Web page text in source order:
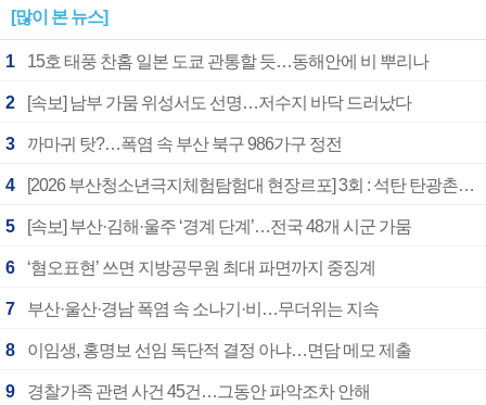
[많이 본 뉴스]
1 15호 태풍 찬홈 일본 도쿄 관통할 듯…동해안에 비 뿌리나
2 [속보] 남부 가뭄 위성서도 선명…저수지 바닥 드러났다
3 까마귀 탓?…폭염 속 부산 북구 986가구 정전
4 [2026 부산청소년극지체험탐험대 현장르포] 3회 : 석탄 탄광촌에서 북극 연구의 중심지로
5 [속보] 부산·김해·울주 ‘경계 단계’…전국 48개 시군 가뭄
6 ‘혐오표현’ 쓰면 지방공무원 최대 파면까지 중징계
7 부산·울산·경남 폭염 속 소나기·비…무더위는 지속
8 이임생, 홍명보 선임 독단적 결정 아냐…면담 메모 제출
9 경찰가족 관련 사건 45건…그동안 파악조차 안해